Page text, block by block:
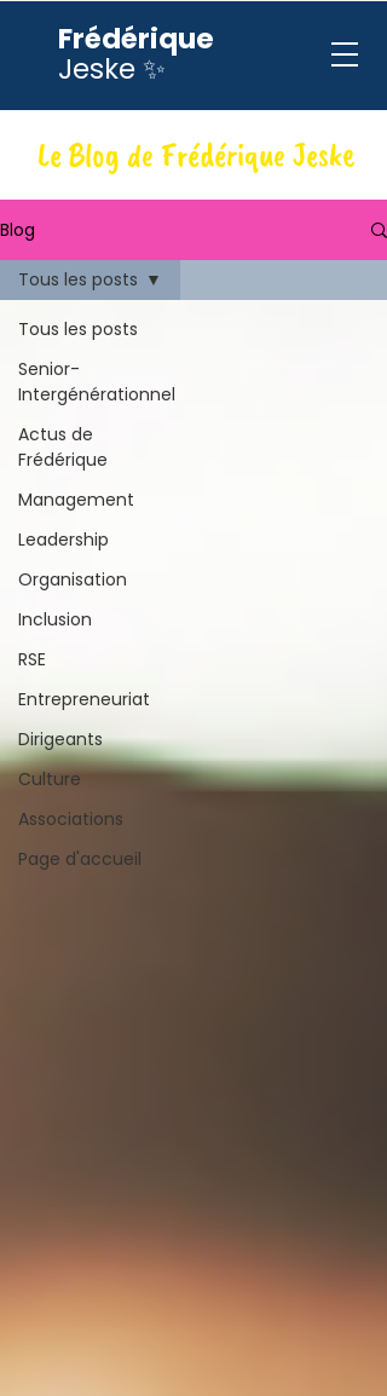
Frédérique
Jeske ✨
Le Blog de Frédérique Jeske
Blog
Tous les posts
Senior-
Intergénérationnel
Actus de
Frédérique
Management
Leadership
Organisation
Inclusion
RSE
Entrepreneuriat
Dirigeants
Culture
Associations
Page d'accueil
Tous les posts